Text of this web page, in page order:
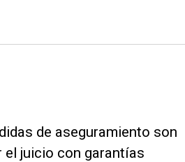
de aseguramiento son
juicio con garantías